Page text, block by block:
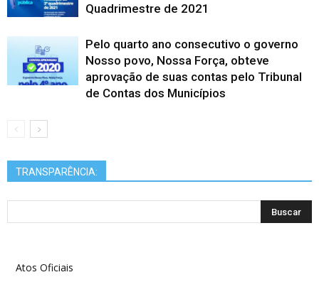
Quadrimestre de 2021
Pelo quarto ano consecutivo o governo
Nosso povo, Nossa Força, obteve
aprovação de suas contas pelo Tribunal
de Contas dos Municípios
TRANSPARÊNCIA:
Atos Oficiais